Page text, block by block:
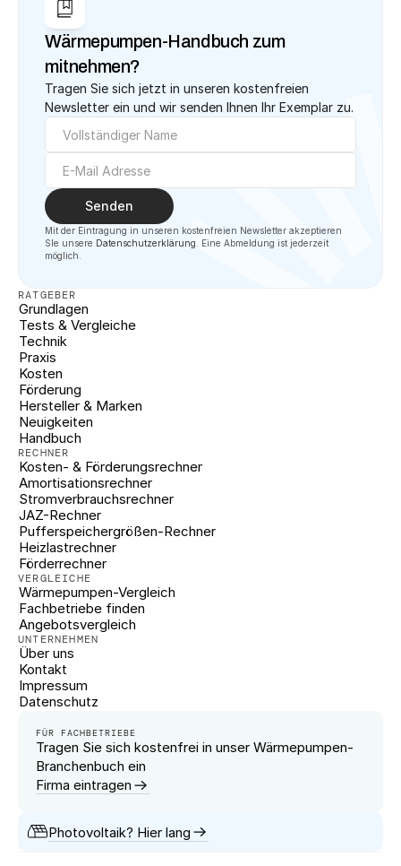
Wärmepumpen-Handbuch zum
mitnehmen?
Tragen Sie sich jetzt in unseren kostenfreien
Newsletter ein und wir senden Ihnen Ihr Exemplar zu.
Senden
Mit der Eintragung in unseren kostenfreien Newsletter akzeptieren
SIe unsere Datenschutzerklärung . Eine Abmeldung ist jederzeit
möglich.
RATGEBER
Grundlagen
Tests & Vergleiche
Technik
Praxis
Kosten
Förderung
Hersteller & Marken
Neuigkeiten
Handbuch
RECHNER
Kosten- & Förderungsrechner
Amortisationsrechner
Stromverbrauchsrechner
JAZ-Rechner
Pufferspeichergrößen-Rechner
Heizlastrechner
Förderrechner
VERGLEICHE
Wärmepumpen-Vergleich
Fachbetriebe finden
Angebotsvergleich
UNTERNEHMEN
Über uns
Kontakt
Impressum
Datenschutz
FÜR FACHBETRIEBE
Tragen Sie sich kostenfrei in unser Wärmepumpen-
Branchenbuch ein
Firma eintragen
Photovoltaik? Hier lang